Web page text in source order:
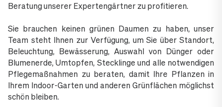
Beratung unserer Expertengärtner zu profitieren.
Sie brauchen keinen grünen Daumen zu haben, unser
Team steht Ihnen zur Verfügung, um Sie über Standort,
Beleuchtung, Bewässerung, Auswahl von Dünger oder
Blumenerde, Umtopfen, Stecklinge und alle notwendigen
Pflegemaßnahmen zu beraten, damit Ihre Pflanzen in
Ihrem Indoor-Garten und anderen Grünflächen möglichst
schön bleiben.